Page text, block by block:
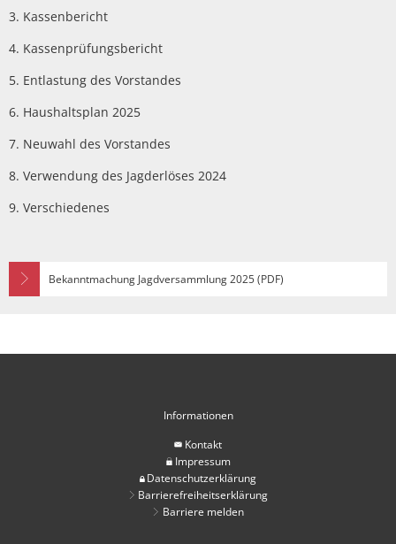
3. Kassenbericht
4. Kassenprüfungsbericht
5. Entlastung des Vorstandes
6. Haushaltsplan 2025
7. Neuwahl des Vorstandes
8. Verwendung des Jagderlöses 2024
9. Verschiedenes
Bekanntmachung Jagdversammlung 2025 (PDF)
Informationen
Kontakt
Impressum
Datenschutzerklärung
Barrierefreiheitserklärung
Barriere melden